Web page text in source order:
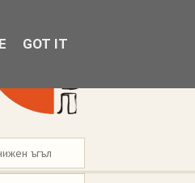
GOT IT